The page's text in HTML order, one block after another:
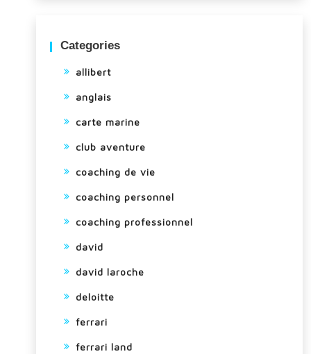
Categories
allibert
anglais
carte marine
club aventure
coaching de vie
coaching personnel
coaching professionnel
david
david laroche
deloitte
ferrari
ferrari land